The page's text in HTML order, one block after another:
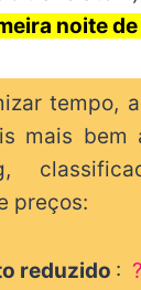
noite
tempo,
mais bem
preços:
reduzido :